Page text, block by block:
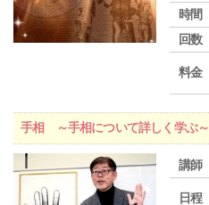
時間
回数
料金
手相 ～手相について詳しく学ぶ～
講師
日程